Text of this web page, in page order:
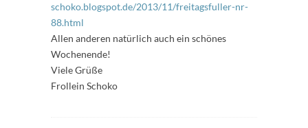
schoko.blogspot.de/2013/11/freitagsfuller-nr-
88.html
Allen anderen natürlich auch ein schönes
Wochenende!
Viele Grüße
Frollein Schoko